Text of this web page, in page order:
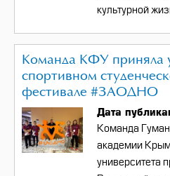
культурной
Команда КФУ приняла
спортивном
фестивале #ЗАОДНО
Дата
Команда
академии
университета